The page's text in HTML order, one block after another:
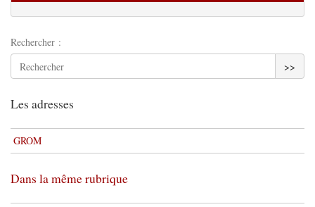
Rechercher :
>>
Les adresses
GROM
Dans la même rubrique